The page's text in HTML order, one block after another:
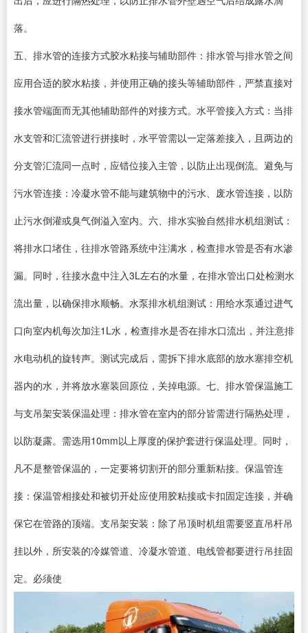
落。
五、排水管的连接方式胶水粘接与辅助部件：排水管与排水管之间
应用合适的胶水粘接，并使用正确的接头等辅助部件，严禁直接对
接水管端面而无其他辅助部件的对接方式。水平管接入方式：当排
水支管和汇流管进行拼接时，水平管需以一定落差接入，且两边的
分支管汇流同一点时，应错位接入主管，以防止出现倒流。避免与
污水管连接：冷凝水管不能与建筑物中的污水、废水管连接，以防
止污水倒灌或臭气倒溢入室内。六、排水实验自然排水机组测试：
将排水口堵住，往排水管路系统中注满水，检查排水管是否有水渗
漏。同时，往接水盘中注入3L左右的水量，在排水管出口处检测水
流出量，以确保排水顺畅。水泵排水机组测试：用给水泵通过进气
口向室内机每次加注1L水，检查排水是否在排水口流出，并注意排
水电动机的旋转声。测试完成后，需拆下排水底部的放水塞排空机
器内的水，并将放水塞装回原位，关掉电源。七、排水管保温施工
与支吊架安装保温处理：排水管在室内的部分皆需进行隔热处理，
以防凝露。需选用10mm以上厚度的保护套进行保温处理。同时，
凡不是整管保温的，一定要将切割开的部分重新粘接。保温管连
接：保温管相接处和被切开处应使用胶粘接或卡扣固定连接，并确
保它在管路的顶端。支吊架安装：除了吊顶时机组需要竖直吊杆吊
挂以外，所安装的冷媒管道、冷凝水管道、电线管都要进行吊挂固
定。必须使